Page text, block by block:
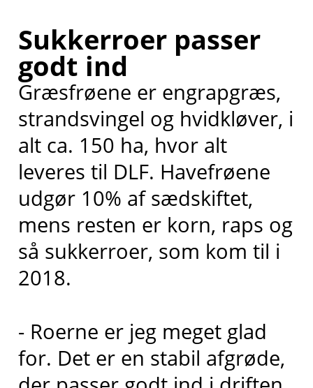
Sukkerroer passer
godt ind
Græsfrøene er engrapgræs,
strandsvingel og hvidkløver, i
alt ca. 150 ha, hvor alt
leveres til DLF. Havefrøene
udgør 10% af sædskiftet,
mens resten er korn, raps og
så sukkerroer, som kom til i
2018.
- Roerne er jeg meget glad
for. Det er en stabil afgrøde,